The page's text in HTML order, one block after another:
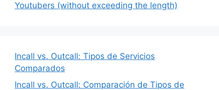
Youtubers (without exceeding the length)
Incall vs. Outcall: Tipos de Servicios
Comparados
Incall vs. Outcall: Comparación de Tipos de